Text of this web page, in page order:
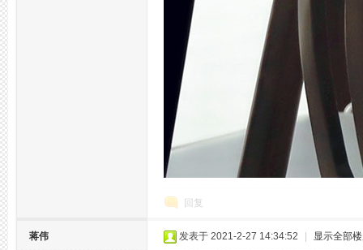
回复
蒋伟 发表于 2021-2-27 14:34:52 显示全部